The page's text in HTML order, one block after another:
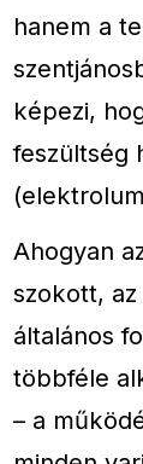
hanem a
képezi,
feszültség
Ahogyan
szokott, az
általános
többféle
– a